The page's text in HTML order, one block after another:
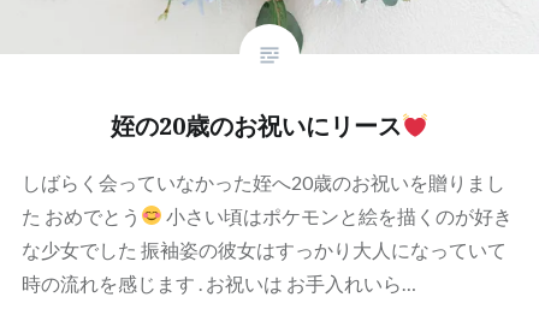
姪の20歳のお祝いにリース
しばらく会っていなかった姪へ20歳のお祝いを贈りまし
た おめでとう
小さい頃はポケモンと絵を描くのが好き
な少女でした 振袖姿の彼女はすっかり大人になっていて
時の流れを感じます . お祝いは お手入れいら…